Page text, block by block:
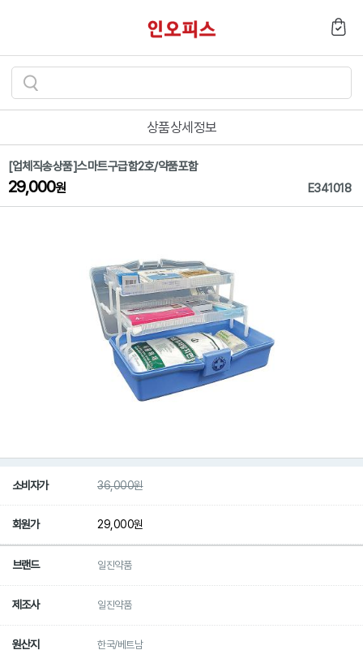
검
색
기
상품상세정보
[업체직송상품]스마트구급함2호/약품포함
29,000원 E341018
소비자가 36,000원
회원가 29,000원
브랜드 일진약품
제조사 일진약품
원산지 한국/베트남